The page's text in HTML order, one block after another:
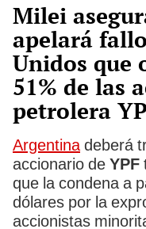
Milei
apelará
Unidos que
51% de las
petrolera
Argentinadeberá
accionario de YPF
que la condena a
dólares por la
accionistas